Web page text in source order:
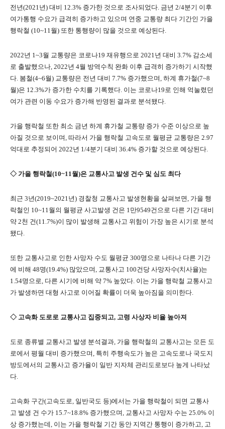
전년(2021년) 대비 12.3% 증가한 것으로 조사되었다. 금년 2/4분기 이후
여가통행 수요가 급격히 증가하고 있으며 연중 교통량 최다 기간인 가을
행락철 (10~11월) 또한 통행량이 많을 것으로 예상된다.
2022년 1~3월 교통량은 코로나19 재유행으로 2021년 대비 3.7% 감소세
로 출발했으나, 2022년 4월 방역수칙 완화 이후 급격히 증가하기 시작했
다. 봄철(4~6월) 교통량은 전년 대비 7.7% 증가했으며, 하계 휴가철(7~8
월)은 12.3%가 증가한 수치를 기록했다. 이는 코로나19로 인해 억눌렸던
여가 관련 이동 수요가 증가해 반영된 결과로 분석됐다.
가을 행락철 또한 최소 금년 하계 휴가철 교통량 증가 수준 이상으로 높
아질 것으로 보이며, 따라서 가을 행락철 고속도로 월평균 교통량은 2.97
억대로 추정되어 2022년 1/4분기 대비 36.4% 증가할 것으로 예상된다.
◇ 가을 행락철(10~11월)은 교통사고 발생 건수 및 심도 최다
최근 3년(2019~2021년) 경찰청 교통사고 발생현황을 살펴보면, 가을 행
락철인 10~11월의 월평균 사고발생 건은 1만9549건으로 다른 기간 대비
약 2천 건(11.7%)이 많이 발생해 교통사고 위험이 가장 높은 시기로 분석
됐다.
또한 교통사고로 인한 사망자 수도 월평균 300명으로 나타나 다른 기간
에 비해 48명(19.4%) 많았으며, 교통사고 100건당 사망자수(치사율)는
1.54명으로, 다른 시기에 비해 약 7% 높았다. 이는 가을 행락철 교통사고
가 발생하면 대형 사고로 이어질 확률이 더욱 높아짐을 의미한다.
◇ 고속화 도로로 교통사고 집중되고, 고령 사상자 비율 높아져
도로 종류별 교통사고 발생 분석결과, 가을 행락철의 교통사고는 모든 도
로에서 평월 대비 증가했으며, 특히 주행속도가 높은 고속도로나 국도지
방도에서의 교통사고 증가율이 일반 지자체 관리도로보다 높게 나타났
다.
고속화 구간(고속도로, 일반국도 등)에서는 가을 행락철이 되면 교통사
고 발생 건 수가 15.7~18.8% 증가했으며, 교통사고 사망자 수는 25.0% 이
상 증가했는데, 이는 가을 행락철 기간 동안 지역간 통행이 증가하고, 고